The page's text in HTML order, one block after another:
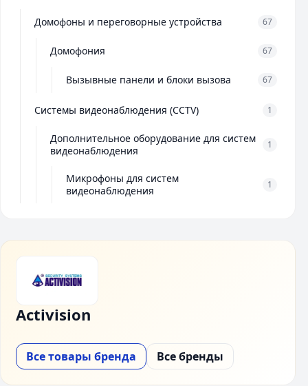
Домофоны и переговорные устройства 67
Домофония 67
Вызывные панели и блоки вызова 67
Системы видеонаблюдения (CCTV) 1
Дополнительное оборудование для систем
видеонаблюдения
1
Микрофоны для систем
видеонаблюдения
1
Activision
Все товары бренда Все бренды